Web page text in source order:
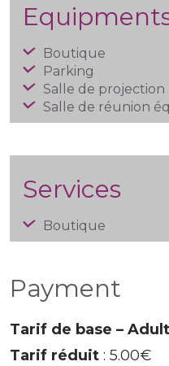
Boutique
Parking
Salle de projection
Salle de réunion
Services
Boutique
Payment
Tarif de base –
Tarif réduit : 5.00€